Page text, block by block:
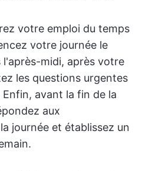
votre emploi du temps
votre journée le
l'après-midi, après votre
les questions urgentes
avant la fin de la
aux
journée et établissez un